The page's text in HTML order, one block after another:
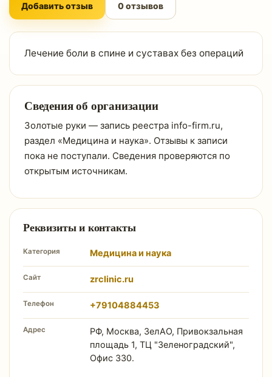
Добавить отзыв 0 отзывов
Лечение боли в спине и суставах без операций
Сведения об организации
Золотые руки — запись реестра info-firm.ru,
раздел «Медицина и наука». Отзывы к записи
пока не поступали. Сведения проверяются по
открытым источникам.
Реквизиты и контакты
Категория Медицина и наука
Сайт zrclinic.ru
Телефон +79104884453
Адрес
РФ, Москва, ЗелАО, Привокзальная
площадь 1, ТЦ "Зеленоградский",
Офис 330.